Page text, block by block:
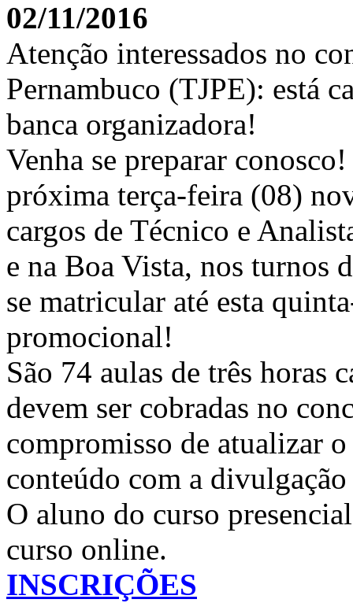
02/11/2016
Atenção interessados no
Pernambuco (TJPE): está
banca organizadora!
Venha se preparar
próxima terça-feira (08)
cargos de Técnico e
e na Boa Vista, nos turnos
se matricular até esta
promocional!
São 74 aulas de três horas
devem ser cobradas no
compromisso de atualizar
conteúdo com a
O aluno do curso
curso online.
INSCRIÇÕES